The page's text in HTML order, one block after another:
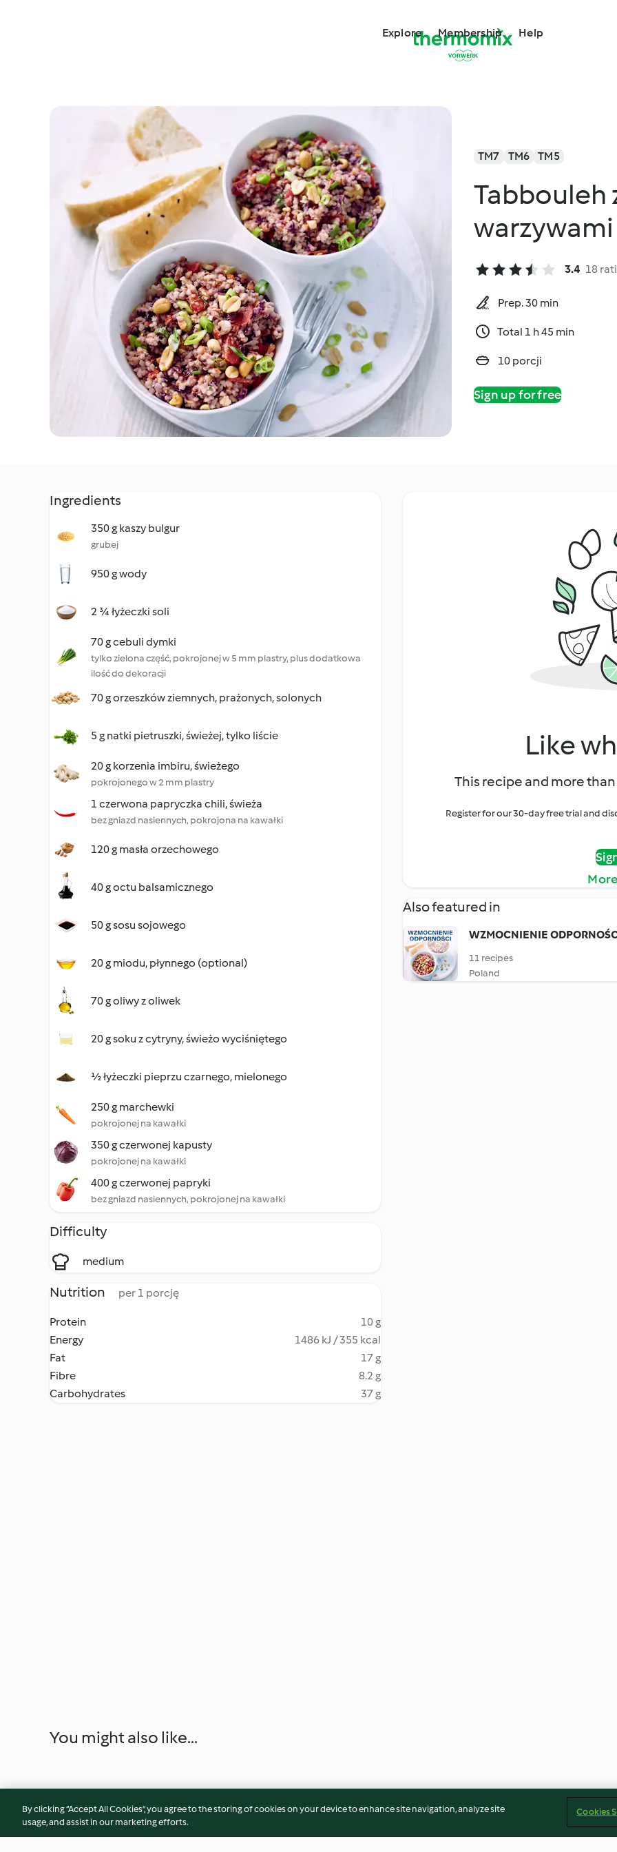
Explore Membership Help
TM7 TM6 TM5
Tabbouleh
warzywami
3.4 18
Prep. 30 min
Total 1 h 45 min
10 porcji
Sign up for free
Ingredients
350 g kaszy bulgur
grubej
950 g wody
2 ¾ łyżeczki soli
70 g cebuli dymki
tylko zielona część, pokrojonej w 5 mm plastry, plus dodatkowa
ilość do dekoracji
70 g orzeszków ziemnych, prażonych, solonych
5 g natki pietruszki, świeżej, tylko liście
20 g korzenia imbiru, świeżego
pokrojonego w 2 mm plastry
1 czerwona papryczka chili, świeża
bez gniazd nasiennych, pokrojona na kawałki
120 g masła orzechowego
40 g octu balsamicznego
50 g sosu sojowego
20 g miodu, płynnego (optional)
70 g oliwy z oliwek
20 g soku z cytryny, świeżo wyciśniętego
½ łyżeczki pieprzu czarnego, mielonego
250 g marchewki
pokrojonej na kawałki
350 g czerwonej kapusty
pokrojonej na kawałki
400 g czerwonej papryki
bez gniazd nasiennych, pokrojonej na kawałki
Difficulty
medium
Nutrition per 1 porcję
Protein
10 g
Energy
1486 kJ / 355 kcal
Fat
17 g
Fibre
8.2 g
Carbohydrates
37 g
Like
This recipe and more
Register for our 30-day free trial and
Also featured in
WZMOCNIENIE
11 recipes
Poland
You might also like...
By clicking “Accept All Cookies”, you agree to the storing of cookies on your device to enhance site navigation, analyze site
usage, and assist in our marketing efforts.
Cookies